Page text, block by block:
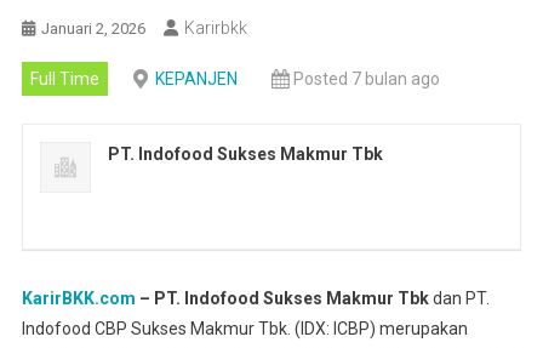
Januari 2, 2026 Karirbkk
Full Time KEPANJEN Posted 7 bulan ago
PT. Indofood Sukses Makmur Tbk
KarirBKK.com – PT. Indofood Sukses Makmur Tbkdan PT.
Indofood CBP Sukses Makmur Tbk. (IDX: ICBP) merupakan